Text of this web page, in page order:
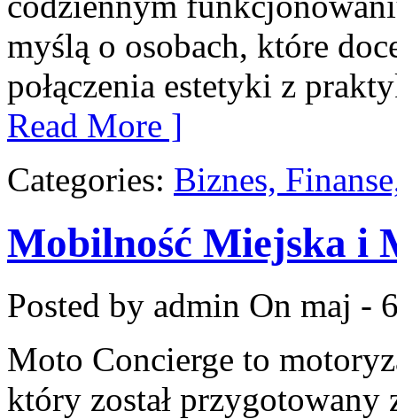
myślą o osobach, które
połączenia estetyki z
Read More ]
Categories: Biznes,
Mobilność Miejska i
Posted by admin On maj -
Moto Concierge to
który został przygotowany